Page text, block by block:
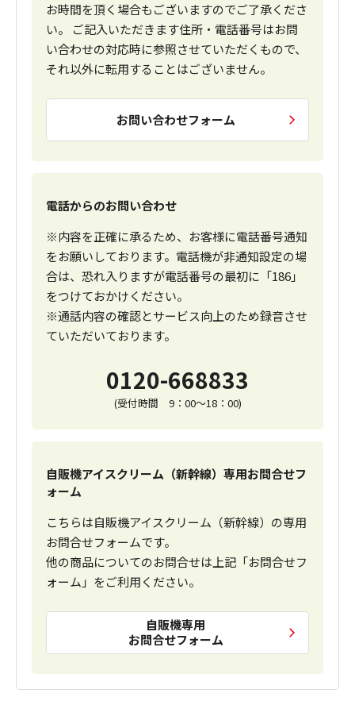
お時間を頂く場合もございますのでご了承くださ
い。 ご記入いただきます住所・電話番号はお問
い合わせの対応時に参照させていただくもので、
それ以外に転用することはございません。
お問い合わせフォーム
電話からのお問い合わせ
※内容を正確に承るため、お客様に電話番号通知
をお願いしております。電話機が非通知設定の場
合は、恐れ入りますが電話番号の最初に「186」
をつけておかけください。
※通話内容の確認とサービス向上のため録音させ
ていただいております。
0120-668833
(受付時間 9：00～18：00)
自販機アイスクリーム（新幹線）専用お問合せフ
ォーム
こちらは自販機アイスクリーム（新幹線）の専用
お問合せフォームです。
他の商品についてのお問合せは上記「お問合せフ
ォーム」をご利用ください。
自販機専用
お問合せフォーム